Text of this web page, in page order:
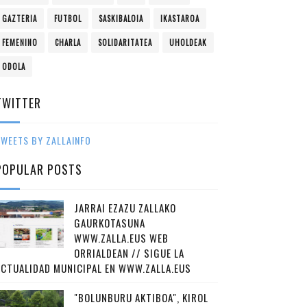
GAZTERIA FUTBOL SASKIBALOIA IKASTAROA
FEMENINO CHARLA SOLIDARITATEA UHOLDEAK
ODOLA
BY ZALLAINFO
POSTS
JARRAI EZAZU ZALLAKO
GAURKOTASUNA
WWW.ZALLA.EUS WEB
ORRIALDEAN // SIGUE LA
MUNICIPAL EN WWW.ZALLA.EUS
"BOLUNBURU AKTIBOA", KIROL